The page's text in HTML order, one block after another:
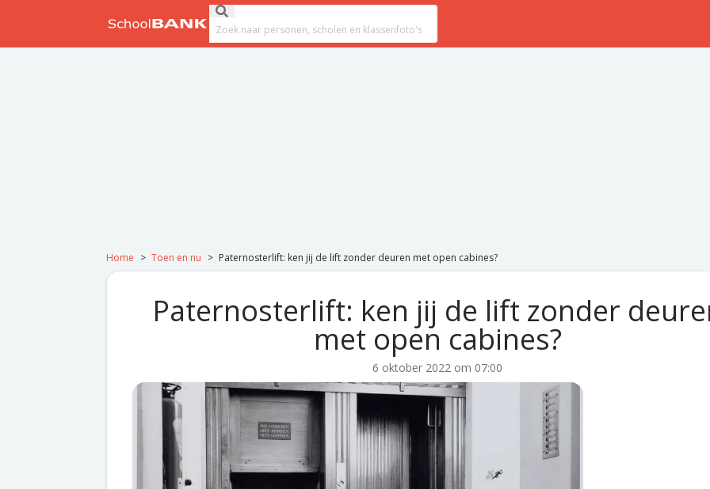
Submit search
Search field
Home > Toen en nu > Paternosterlift: ken jij de lift zonder deuren met open cabines?
Paternosterlift: ken jij de lift zonder
met open cabines?
6 oktober 2022 om 07:00